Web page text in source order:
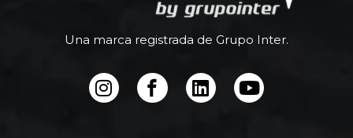
Una marca registrada de Grupo Inter.